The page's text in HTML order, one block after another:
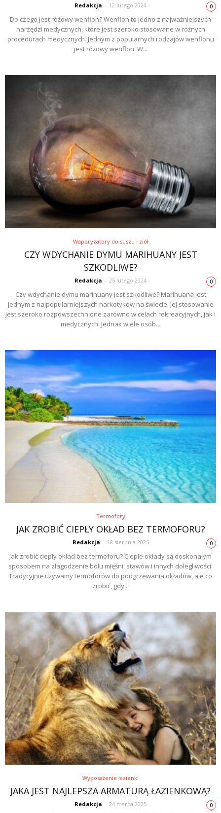
Redakcja - 12 lutego 2024 0
Do czego jest różowy wenflon? Wenflon to jedno z najważniejszych
narzędzi medycznych, które jest szeroko stosowane w różnych
procedurach medycznych. Jednym z popularnych rodzajów wenflonu
jest różowy wenflon. W...
Waporyzatory do suszu i ziół
CZY WDYCHANIE DYMU MARIHUANY JEST
SZKODLIWE?
Redakcja - 25 lutego 2024 0
Czy wdychanie dymu marihuany jest szkodliwe? Marihuana jest
jednym z najpopularniejszych narkotyków na świecie. Jej stosowanie
jest szeroko rozpowszechnione zarówno w celach rekreacyjnych, jak i
medycznych. Jednak wiele osób...
Termofory
JAK ZROBIĆ CIEPŁY OKŁAD BEZ TERMOFORU?
Redakcja - 18 sierpnia 2025 0
Jak zrobić ciepły okład bez termoforu? Ciepłe okłady są doskonałym
sposobem na złagodzenie bólu mięśni, stawów i innych dolegliwości.
Tradycyjnie używamy termoforów do podgrzewania okładów, ale co
zrobić, gdy...
Wyposażenie łazienki
JAKA JEST NAJLEPSZA ARMATURĄ ŁAZIENKOWĄ?
Redakcja - 24 marca 2025 0